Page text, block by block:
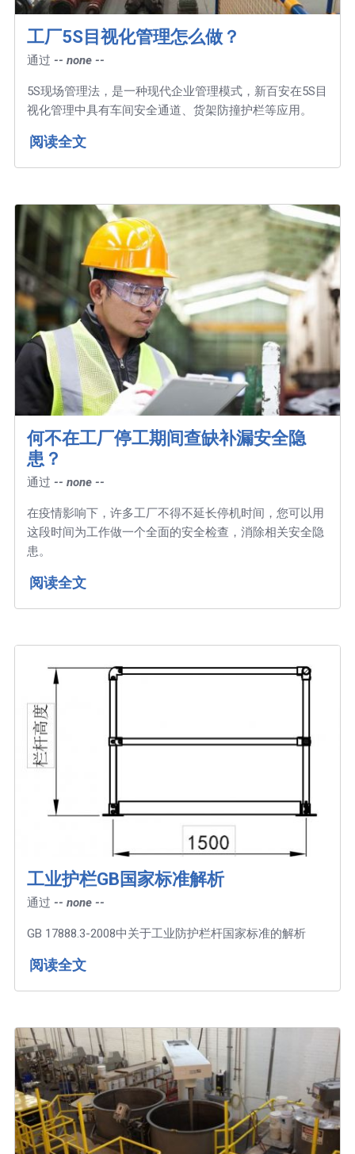
工厂5S目视化管理怎么做？
通过-- none --
5S现场管理法，是一种现代企业管理模式，新百安在5S目
视化管理中具有车间安全通道、货架防撞护栏等应用。
阅读全文
何不在工厂停工期间查缺补漏安全隐
患？
通过-- none --
在疫情影响下，许多工厂不得不延长停机时间，您可以用
这段时间为工作做一个全面的安全检查，消除相关安全隐
患。
阅读全文
工业护栏GB国家标准解析
通过-- none --
GB 17888.3-2008中关于工业防护栏杆国家标准的解析
阅读全文